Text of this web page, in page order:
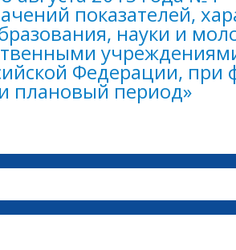
показателей,
науки и
Федерации, при
плановый период»